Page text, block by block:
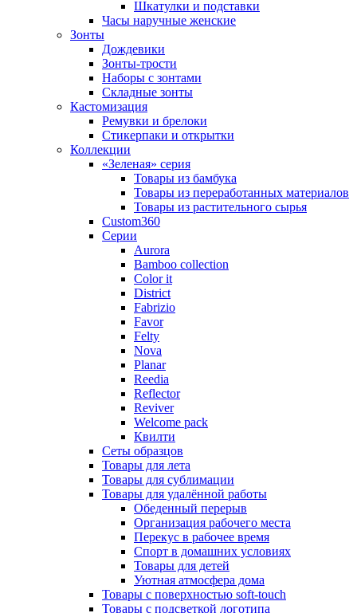
Шкатулки и подставки
Часы наручные женские
Зонты
Дождевики
Зонты-трости
Наборы с зонтами
Складные зонты
Кастомизация
Ремувки и брелоки
Стикерпаки и открытки
Коллекции
«Зеленая» серия
Товары из бамбука
Товары из переработанных материалов
Товары из растительного сырья
Custom360
Серии
Aurora
Bamboo collection
Color it
District
Fabrizio
Favor
Felty
Nova
Planar
Reedia
Reflector
Reviver
Welcome pack
Квилти
Сеты образцов
Товары для лета
Товары для сублимации
Товары для удалённой работы
Обеденный перерыв
Организация рабочего места
Перекус в рабочее время
Спорт в домашних условиях
Товары для детей
Уютная атмосфера дома
Товары с поверхностью soft-touch
Товары с подсветкой логотипа